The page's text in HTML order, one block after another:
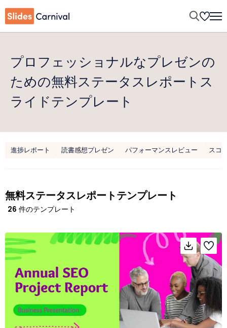
プロフェッショナルなプレゼンの
ための無料ステータスレポートス
ライドテンプレート
進捗レポート 読書感想プレゼン パフォーマンスレビュー スコ
無料ステータスレポートテンプレート
26 件のテンプレート